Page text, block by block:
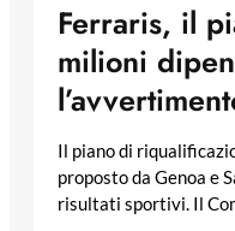
Ferraris, il
milioni
Il piano di
proposto da Genoa e
risultati sportivi. Il